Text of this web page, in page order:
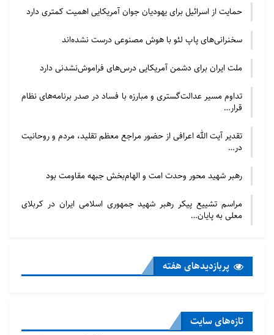
حمایت از اسرائیل برای یهودیان جوان آمریکایی اهمیت کمتری دارد
سخنرانی‌های پاپ لئو با هوش مصنوعی درست نشده‌اند
ملت ایران برای دشمن آمریکایی درس‌های فراموش‌نشدنی دارد
تداوم مسیر عدالت‌گستری و مبارزه با فساد در صدر برنامه‌های نظام
قرار…
تقدیر آیت الله اعرافی از حضور مراجع معظم تقلید، مردم و روحانیت
در…
رهبر شهید محور وحدت امت و الهام‌بخش جبهه مقاومت بود
مراسم تشییع پیکر رهبر شهید جمهوری اسلامی ایران در کربلای
معلی به پایان…
پربازدید‌های هفته
تازه‌‌های سایت